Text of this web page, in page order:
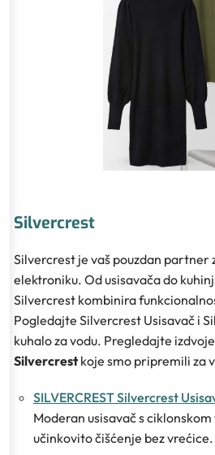
Silvercrest
Silvercrest je vaš pouzdan partner
elektroniku. Od usisavača do
Silvercrest kombinira
Pogledajte Silvercrest Usisavač i
kuhalo za vodu. Pregledajte
Silvercrestkoje smo pripremili za
SILVERCREST Silvercrest
Moderan usisavač s
učinkovito čišćenje bez vrećice.